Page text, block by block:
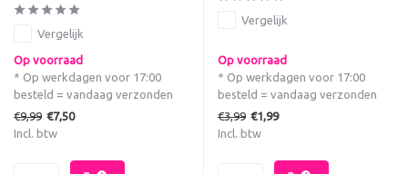
Vergelijk
Op voorraad
* Op werkdagen voor 17:00
besteld = vandaag verzonden
€9,99 €7,50
Incl. btw
Vergelijk
Op voorraad
* Op werkdagen voor 17:00
besteld = vandaag verzonden
€3,99 €1,99
Incl. btw